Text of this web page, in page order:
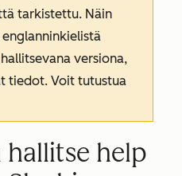
tarkistettu. Näin
versiona,
tiedot. Voit tutustua
help